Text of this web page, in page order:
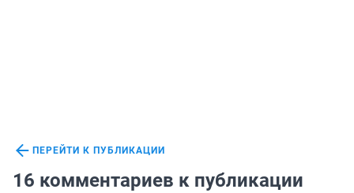
ПЕРЕЙТИ К ПУБЛИКАЦИИ
16 комментариев к публикации